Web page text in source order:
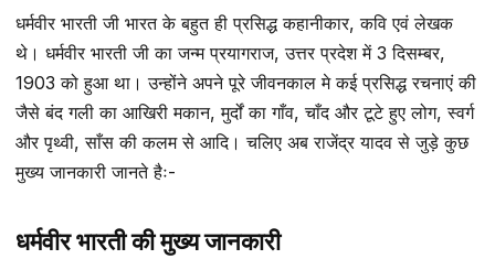
धर्मवीर भारती जी भारत के बहुत ही प्रसिद्ध कहानीकार, कवि एवं लेखक
थे। धर्मवीर भारती जी का जन्म प्रयागराज, उत्तर प्रदेश में 3 दिसम्बर,
1903 को हुआ था। उन्होंने अपने पूरे जीवनकाल मे कई प्रसिद्ध रचनाएं की
जैसे बंद गली का आखिरी मकान, मुर्दों का गाँव, चाँद और टूटे हुए लोग, स्वर्ग
और पृथ्वी, साँस की कलम से आदि। चलिए अब राजेंद्र यादव से जुड़े कुछ
मुख्य जानकारी जानते हैः-
धर्मवीर भारती की मुख्य जानकारी